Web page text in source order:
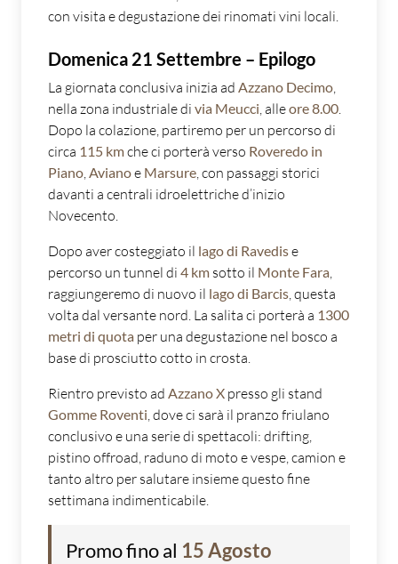
con visita e degustazione dei rinomati vini locali.
Domenica 21 Settembre – Epilogo
La giornata conclusiva inizia ad Azzano Decimo,
nella zona industriale di via Meucci, alleore 8.00.
Dopo la colazione, partiremo per un percorso di
circa 115 kmche ci porterà verso Roveredo in
Piano,Avianoe Marsure, con passaggi storici
davanti a centrali idroelettriche d’inizio
Novecento.
Dopo aver costeggiato il lago di Ravedise
percorso un tunnel di 4 km sotto il Monte Fara,
raggiungeremo di nuovo il lago di Barcis, questa
volta dal versante nord. La salita ci porterà a 1300
metri di quota per una degustazione nel bosco a
base di prosciutto cotto in crosta.
Rientro previsto ad Azzano X presso gli stand
Gomme Roventi, dove ci sarà il pranzo friulano
conclusivo e una serie di spettacoli: drifting,
pistino offroad, raduno di moto e vespe, camion e
tanto altro per salutare insieme questo fine
settimana indimenticabile.
Promo fino al 15 Agosto